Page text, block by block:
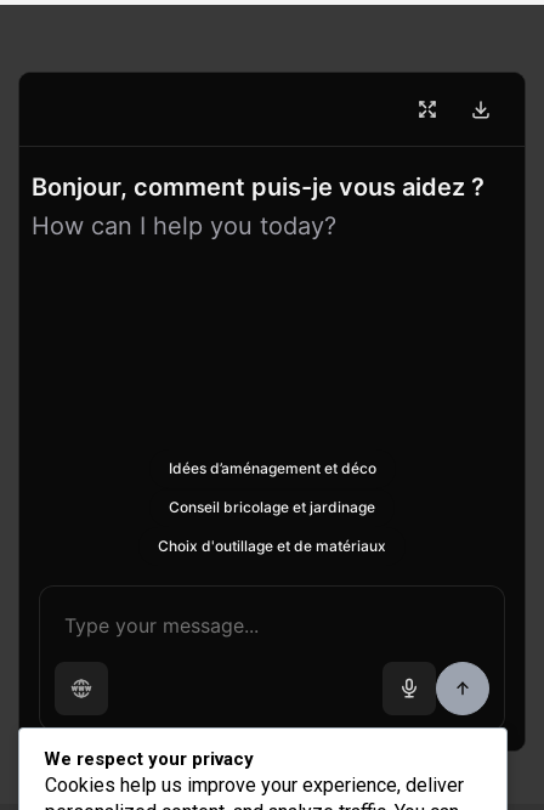
Bonjour, comment puis-je vous aidez ?
How can I help you today?
Idées d’aménagement et déco
Conseil bricolage et jardinage
Choix d'outillage et de matériaux
We respect your privacy
Cookies help us improve your experience, deliver